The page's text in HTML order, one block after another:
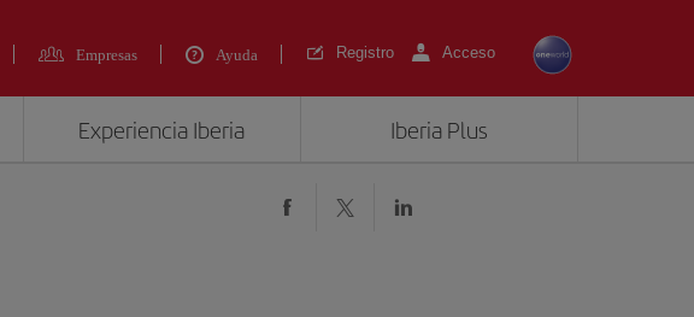
Empresas Ayuda Registro Acceso
Experiencia Iberia Iberia Plus